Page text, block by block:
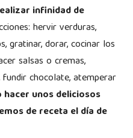
infinidad de
hervir verduras,
gratinar, dorar, cocinar los
salsas o cremas,
chocolate, atemperar
unos deliciosos
de receta el día de